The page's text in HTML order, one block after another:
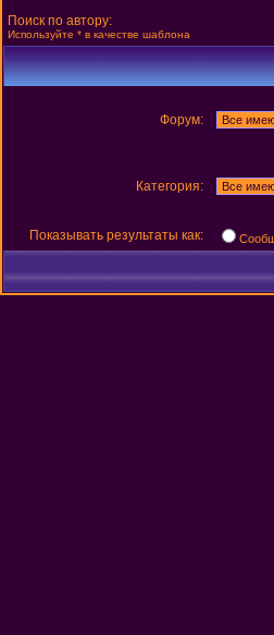
Поиск по автору:
Используйте * в качестве шаблона
Форум:
Категория:
Показывать результаты как: